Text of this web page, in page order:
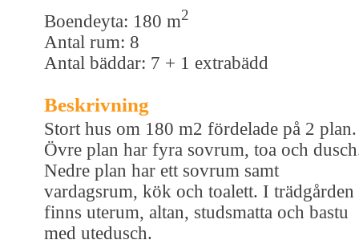
Boendeyta: 180 m2
Antal rum: 8
Antal bäddar: 7 + 1 extrabädd
Beskrivning
Stort hus om 180 m2 fördelade på 2 plan.
Övre plan har fyra sovrum, toa och
Nedre plan har ett sovrum samt
vardagsrum, kök och toalett. I trädgården
finns uterum, altan, studsmatta och bastu
med utedusch.